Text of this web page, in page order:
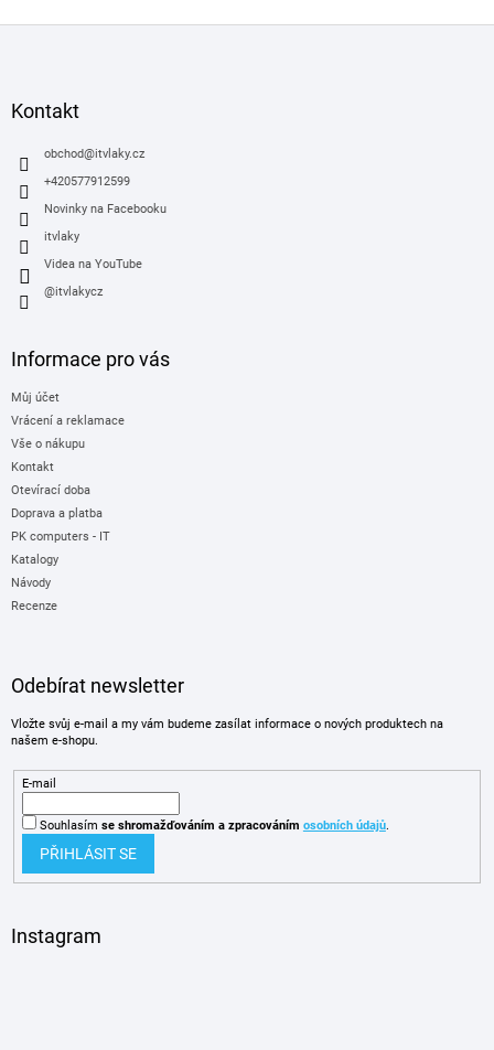
Kontakt
obchod@itvlaky.cz
+420577912599
Novinky na Facebooku
itvlaky
Videa na YouTube
@itvlakycz
Informace pro vás
Můj účet
Vrácení a reklamace
Vše o nákupu
Kontakt
Otevírací doba
Doprava a platba
PK computers - IT
Katalogy
Návody
Recenze
Odebírat newsletter
Vložte svůj e-mail a my vám budeme zasílat informace o nových produktech na
našem e-shopu.
E-mail
Souhlasím se shromažďováním a zpracováním osobních údajů.
PŘIHLÁSIT SE
Instagram